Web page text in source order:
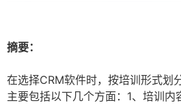
摘要：
在选择CRM软件时，按培训形式划
主要包括以下几个方面：1、培训